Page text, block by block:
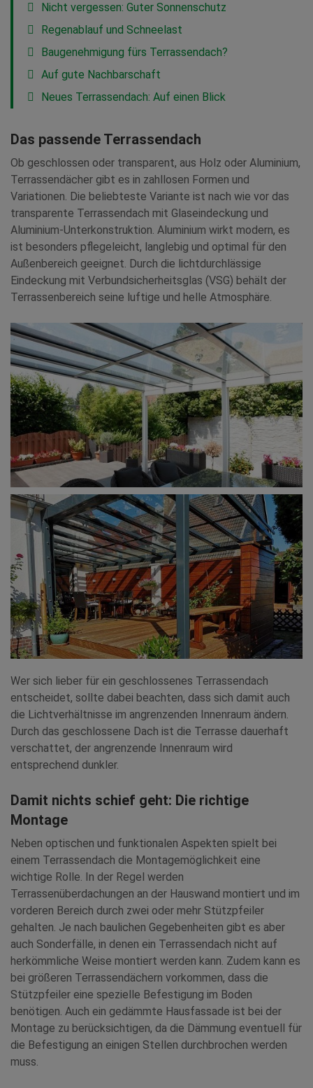
Nicht vergessen: Guter Sonnenschutz
Regenablauf und Schneelast
Baugenehmigung fürs Terrassendach?
Auf gute Nachbarschaft
Neues Terrassendach: Auf einen Blick
Das passende Terrassendach
Ob geschlossen oder transparent, aus Holz oder Aluminium,
Terrassendächer gibt es in zahllosen Formen und
Variationen. Die beliebteste Variante ist nach wie vor das
transparente Terrassendach mit Glaseindeckung und
Aluminium-Unterkonstruktion. Aluminium wirkt modern, es
ist besonders pflegeleicht, langlebig und optimal für den
Außenbereich geeignet. Durch die lichtdurchlässige
Eindeckung mit Verbundsicherheitsglas (VSG) behält der
Terrassenbereich seine luftige und helle Atmosphäre.
Wer sich lieber für ein geschlossenes Terrassendach
entscheidet, sollte dabei beachten, dass sich damit auch
die Lichtverhältnisse im angrenzenden Innenraum ändern.
Durch das geschlossene Dach ist die Terrasse dauerhaft
verschattet, der angrenzende Innenraum wird
entsprechend dunkler.
Damit nichts schief geht: Die richtige
Montage
Neben optischen und funktionalen Aspekten spielt bei
einem Terrassendach die Montagemöglichkeit eine
wichtige Rolle. In der Regel werden
Terrassenüberdachungen an der Hauswand montiert und im
vorderen Bereich durch zwei oder mehr Stützpfeiler
gehalten. Je nach baulichen Gegebenheiten gibt es aber
auch Sonderfälle, in denen ein Terrassendach nicht auf
herkömmliche Weise montiert werden kann. Zudem kann es
bei größeren Terrassendächern vorkommen, dass die
Stützpfeiler eine spezielle Befestigung im Boden
benötigen. Auch ein gedämmte Hausfassade ist bei der
Montage zu berücksichtigen, da die Dämmung eventuell für
die Befestigung an einigen Stellen durchbrochen werden
muss.